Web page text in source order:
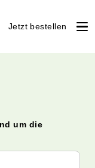
Jetzt bestellen
um die